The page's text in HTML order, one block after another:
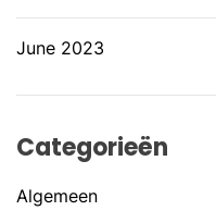
June 2023
Categorieën
Algemeen